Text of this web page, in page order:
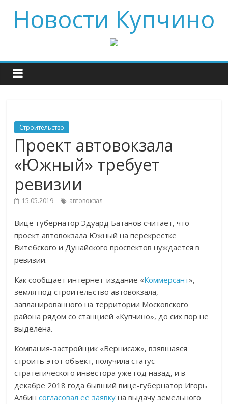
Новости Купчино
Строительство
Проект автовокзала
«Южный» требует
ревизии
15.05.2019 автовокзал
Вице-губернатор Эдуард Батанов считает, что
проект автовокзала Южный на перекрестке
Витебского и Дунайского проспектов нуждается в
ревизии.
Как сообщает интернет-издание «Коммерсант»,
земля под строительство автовокзала,
запланированного на территории Московского
района рядом со станцией «Купчино», до сих пор не
выделена.
Компания-застройщик «Вернисаж», взявшаяся
строить этот объект, получила статус
стратегического инвестора уже год назад, и в
декабре 2018 года бывший вице-губернатор Игорь
Албинсогласовал ее заявку на выдачу земельного